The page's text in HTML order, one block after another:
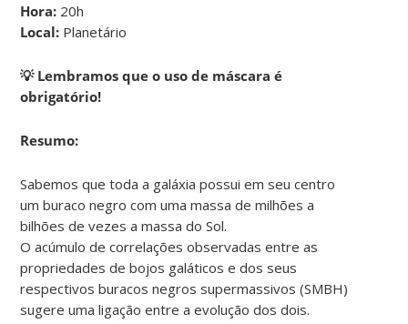
Hora: 20h
Local: Planetário
💡 Lembramos que o uso de máscara é
obrigatório!
Resumo:
Sabemos que toda a galáxia possui em seu centro
um buraco negro com uma massa de milhões a
bilhões de vezes a massa do Sol.
O acúmulo de correlações observadas entre as
propriedades de bojos galáticos e dos seus
respectivos buracos negros supermassivos (SMBH)
sugere uma ligação entre a evolução dos dois.